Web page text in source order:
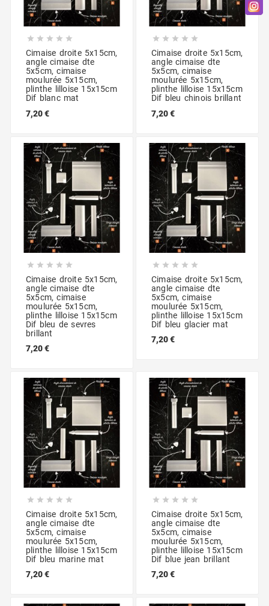
    
Cimaise droite 5x15cm,
angle cimaise dte
5x5cm, cimaise
moulurée 5x15cm,
plinthe lilloise 15x15cm
Dif blanc mat
7,20 €
    
Cimaise droite 5x15cm,
angle cimaise dte
5x5cm, cimaise
moulurée 5x15cm,
plinthe lilloise 15x15cm
Dif bleu chinois brillant
7,20 €
    
Cimaise droite 5x15cm,
angle cimaise dte
5x5cm, cimaise
moulurée 5x15cm,
plinthe lilloise 15x15cm
Dif bleu de sevres
brillant
7,20 €
    
Cimaise droite 5x15cm,
angle cimaise dte
5x5cm, cimaise
moulurée 5x15cm,
plinthe lilloise 15x15cm
Dif bleu glacier mat
7,20 €
    
Cimaise droite 5x15cm,
angle cimaise dte
5x5cm, cimaise
moulurée 5x15cm,
plinthe lilloise 15x15cm
Dif bleu marine mat
7,20 €
    
Cimaise droite 5x15cm,
angle cimaise dte
5x5cm, cimaise
moulurée 5x15cm,
plinthe lilloise 15x15cm
Dif blue jean brillant
7,20 €